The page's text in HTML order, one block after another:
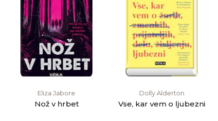
Eliza Jabore
Nož v hrbet
Dolly Alderton
Vse, kar vem o ljubezni